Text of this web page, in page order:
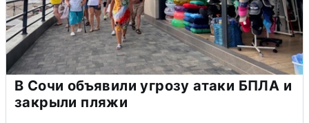
В Сочи объявили угрозу атаки БПЛА и
закрыли пляжи